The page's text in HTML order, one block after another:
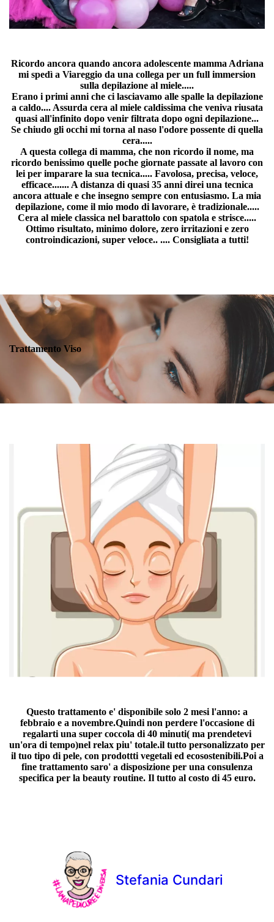
Ricordo ancora quando ancora adolescente mamma Adriana
mi spedì a Viareggio da una collega per un full immersion
sulla depilazione al miele.....
Erano i primi anni che ci lasciavamo alle spalle la depilazione
a caldo.... Assurda cera al miele caldissima che veniva riusata
quasi all'infinito dopo venir filtrata dopo ogni depilazione...
Se chiudo gli occhi mi torna al naso l'odore possente di quella
cera.....
A questa collega di mamma, che non ricordo il nome, ma
ricordo benissimo quelle poche giornate passate al lavoro con
lei per imparare la sua tecnica..... Favolosa, precisa, veloce,
efficace....... A distanza di quasi 35 anni direi una tecnica
ancora attuale e che insegno sempre con entusiasmo. La mia
depilazione, come il mio modo di lavorare, è tradizionale.....
Cera al miele classica nel barattolo con spatola e strisce.....
Ottimo risultato, minimo dolore, zero irritazioni e zero
controindicazioni, super veloce.. .... Consigliata a tutti!
Trattamento Viso
Questo trattamento e' disponibile solo 2 mesi l'anno: a
febbraio e a novembre.Quindi non perdere l'occasione di
regalarti una super coccola di 40 minuti( ma prendetevi
un'ora di tempo)nel relax piu' totale.il tutto personalizzato per
il tuo tipo di pele, con prodottti vegetali ed ecosostenibili.Poi a
fine trattamento saro' a disposizione per una consulenza
specifica per la beauty routine. Il tutto al costo di 45 euro.
Stefania Cundari